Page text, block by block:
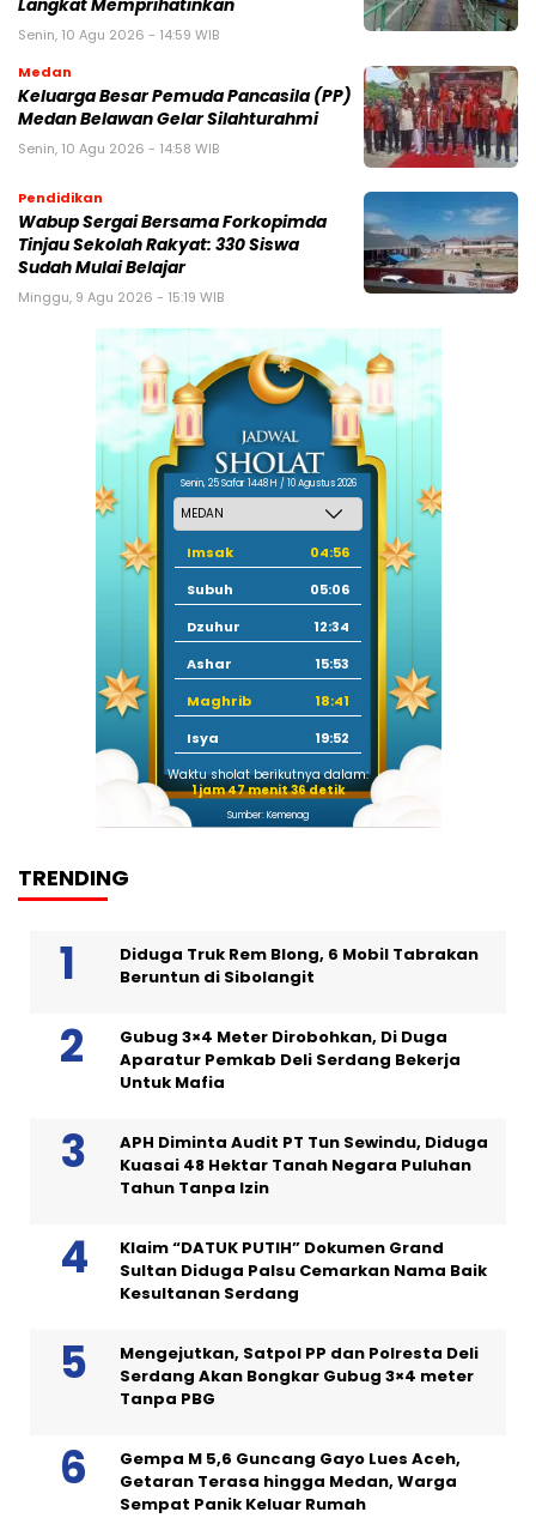
Langkat Memprihatinkan
Senin, 10 Agu 2026 - 14:59 WIB
Medan
Keluarga Besar Pemuda Pancasila (PP)
Medan Belawan Gelar Silahturahmi
Senin, 10 Agu 2026 - 14:58 WIB
Pendidikan
Wabup Sergai Bersama Forkopimda
Tinjau Sekolah Rakyat: 330 Siswa
Sudah Mulai Belajar
Minggu, 9 Agu 2026 - 15:19 WIB
Senin, 25 Safar 1448 H / 10 Agustus 2026
Imsak
04:56
Subuh
05:06
Dzuhur
12:34
Ashar
15:53
Maghrib
18:41
Isya
19:52
Waktu sholat berikutnya dalam:
1 jam 47 menit 35 detik
Sumber: Kemenag
TRENDING
Diduga Truk Rem Blong, 6 Mobil Tabrakan
Beruntun di Sibolangit
Gubug 3×4 Meter Dirobohkan, Di Duga
Aparatur Pemkab Deli Serdang Bekerja
Untuk Mafia
APH Diminta Audit PT Tun Sewindu, Diduga
Kuasai 48 Hektar Tanah Negara Puluhan
Tahun Tanpa Izin
Klaim “DATUK PUTIH” Dokumen Grand
Sultan Diduga Palsu Cemarkan Nama Baik
Kesultanan Serdang
Mengejutkan, Satpol PP dan Polresta Deli
Serdang Akan Bongkar Gubug 3×4 meter
Tanpa PBG
Gempa M 5,6 Guncang Gayo Lues Aceh,
Getaran Terasa hingga Medan, Warga
Sempat Panik Keluar Rumah